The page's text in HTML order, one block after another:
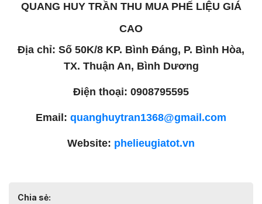
QUANG HUY TRẦN THU MUA PHẾ LIỆU GIÁ
CAO
Địa chỉ: Số 50K/8 KP. Bình Đáng, P. Bình Hòa,
TX. Thuận An, Bình Dương
Điện thoại: 0908795595
Email: quanghuytran1368@gmail.com
Website: phelieugiatot.vn
Chia sẻ: